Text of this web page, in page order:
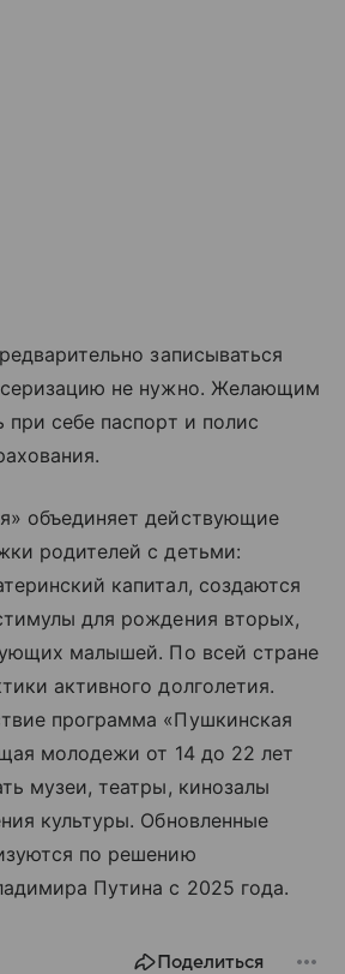
записываться
не нужно. Желающим
при себе паспорт и полис
объединяет действующие
родителей с детьми:
капитал, создаются
для рождения вторых,
малышей. По всей стране
активного долголетия.
программа «Пушкинская
молодежи от 14 до 22 лет
музеи, театры, кинозалы
культуры. Обновленные
по решению
Путина с 2025 года.
Поделиться